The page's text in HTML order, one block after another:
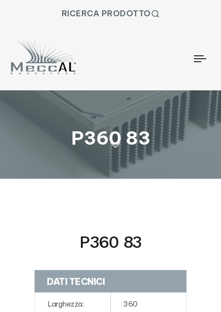
RICERCA PRODOTTO
P360 83
P360 83
DATI TECNICI
Larghezza: 360